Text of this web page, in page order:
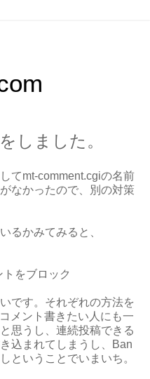
しました。
てmt-comment.cgiの名前
なかったので、別の対策
るかみてみると、
をブロック
です。それぞれの方法を
メント書きたい人にも一
思うし、連続投稿できる
込まれてしまうし、Ban
ということでいまいち。